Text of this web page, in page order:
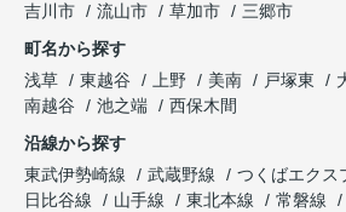
吉川市
流山市 草加市
三郷市
町名から探す
浅草
東越谷 上野 美南 戸塚東
南越谷
池之端
西保木間
沿線から探す
東武伊勢崎線
武蔵野線 つくばエクス
日比谷線
山手線 東北本線 常磐線